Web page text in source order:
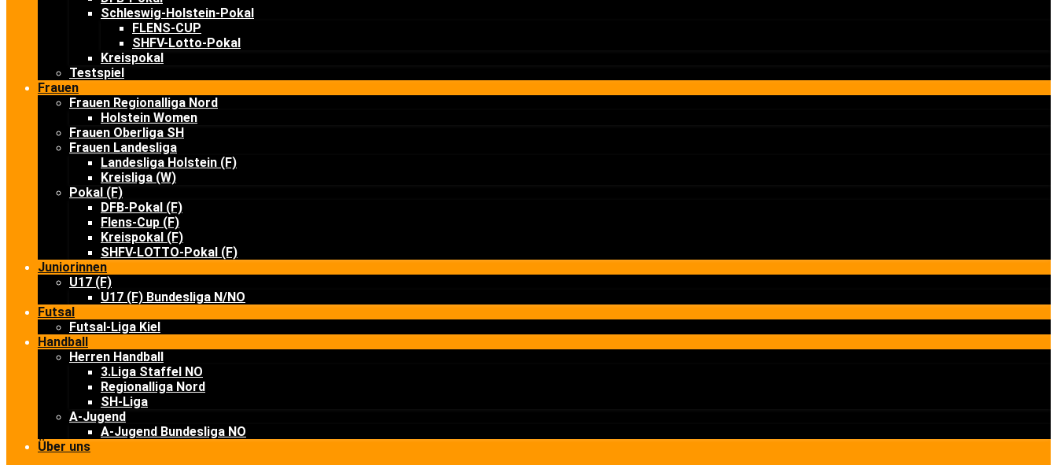
Schleswig-Holstein-Pokal
FLENS-CUP
SHFV-Lotto-Pokal
Kreispokal
Testspiel
Frauen
Frauen Regionalliga Nord
Holstein Women
Frauen Oberliga SH
Frauen Landesliga
Landesliga Holstein (F)
Kreisliga (W)
Pokal (F)
DFB-Pokal (F)
Flens-Cup (F)
Kreispokal (F)
SHFV-LOTTO-Pokal (F)
Juniorinnen
U17 (F)
U17 (F) Bundesliga N/NO
Futsal
Futsal-Liga Kiel
Handball
Herren Handball
3.Liga Staffel NO
Regionalliga Nord
SH-Liga
A-Jugend
A-Jugend Bundesliga NO
Über uns